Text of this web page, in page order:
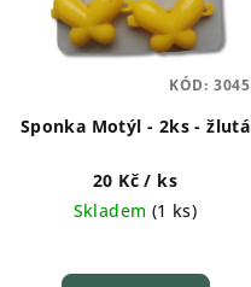
Sponka Motýl - 2ks - žlutá
20 Kč/ ks
Skladem (1 ks)
KÓD: 3045